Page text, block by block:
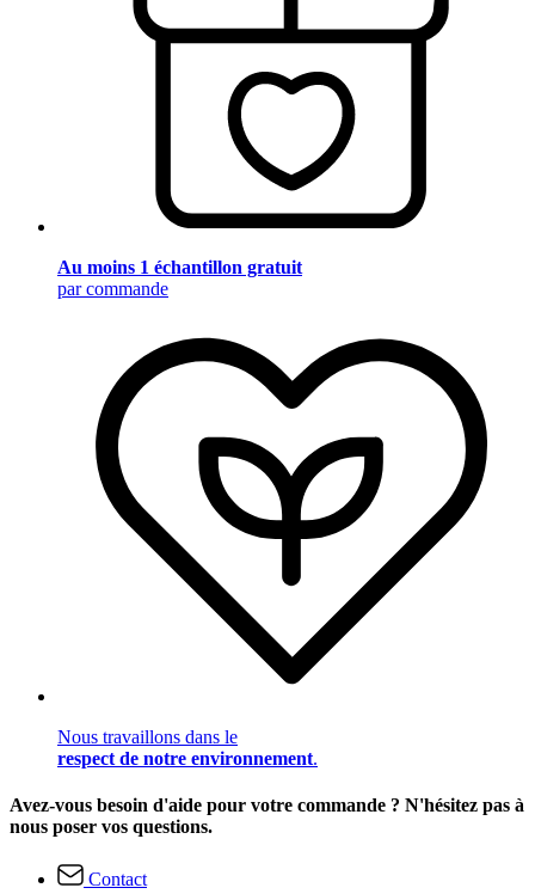
Au moins 1 échantillon gratuit
par commande
Nous travaillons dans le
respect de notre environnement.
Avez-vous besoin d'aide pour votre commande ? N'hésitez pas à
nous poser vos questions.
Contact